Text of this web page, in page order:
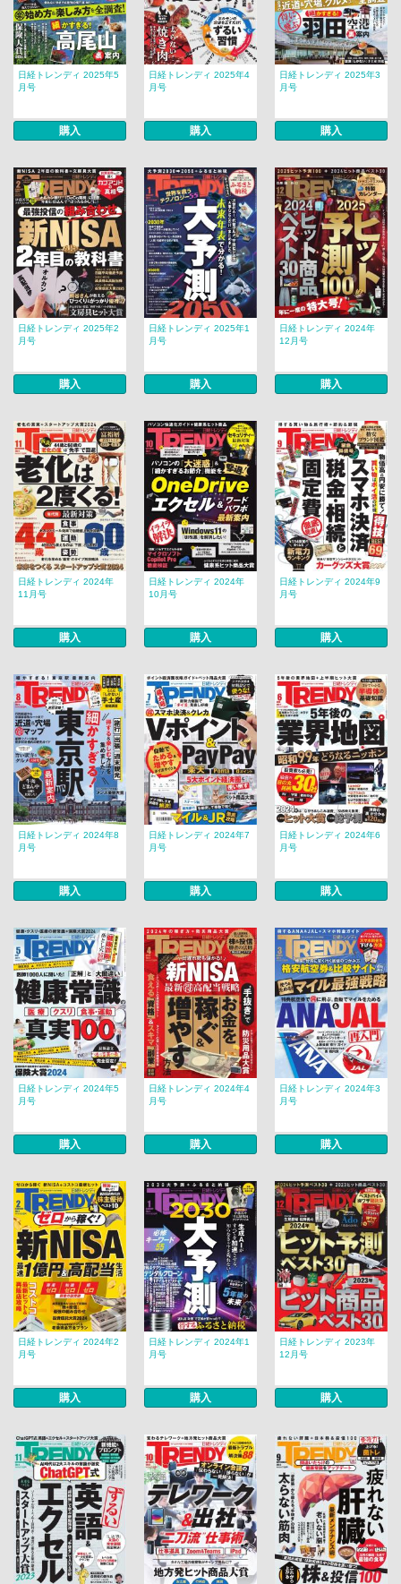
日経トレンディ 2025年5
月号
購入
日経トレンディ 2025年4
月号
購入
日経トレンディ 2025年3
月号
購入
日経トレンディ 2025年2
月号
購入
日経トレンディ 2025年1
月号
購入
日経トレンディ 2024年
12月号
購入
日経トレンディ 2024年
11月号
購入
日経トレンディ 2024年
10月号
購入
日経トレンディ 2024年9
月号
購入
日経トレンディ 2024年8
月号
購入
日経トレンディ 2024年7
月号
購入
日経トレンディ 2024年6
月号
購入
日経トレンディ 2024年5
月号
購入
日経トレンディ 2024年4
月号
購入
日経トレンディ 2024年3
月号
購入
日経トレンディ 2024年2
月号
購入
日経トレンディ 2024年1
月号
購入
日経トレンディ 2023年
12月号
購入